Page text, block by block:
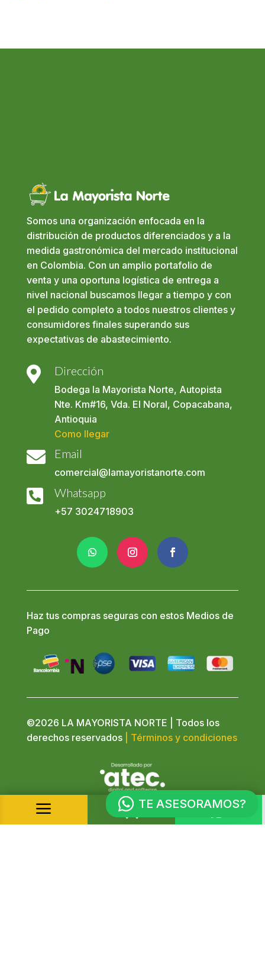
Somos una organización enfocada en la
distribución de productos diferenciados y a la
medida gastronómica del mercado institucional
en Colombia. Con un amplio portafolio de
venta y una oportuna logística de entrega a
nivel nacional buscamos llegar a tiempo y con
el pedido completo a todos nuestros clientes y
consumidores finales superando sus
expectativas de abastecimiento.
 Dirección
Bodega la Mayorista Norte, Autopista
Nte. Km#16, Vda. El Noral, Copacabana,
Antioquia
Como llegar
 Email
comercial@lamayoristanorte.com
 Whatsapp
+57 3024718903
Haz tus compras seguras con estos Medios de
Pago
©2026 LA MAYORISTA NORTE | Todos los
derechos reservados
| Términos y condiciones
a  
TE ASESORAMOS?